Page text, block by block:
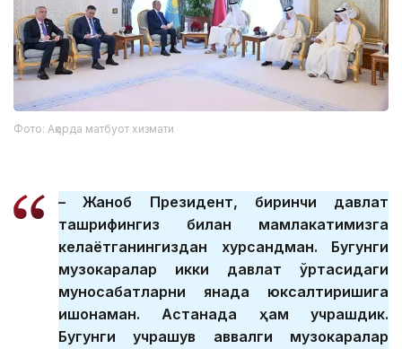
Фото: Ақорда матбуот хизмати
– Жаноб Президент, биринчи давлат
ташрифингиз билан мамлакатимизга
келаётганингиздан хурсандман. Бугунги
музокаралар икки давлат ўртасидаги
муносабатларни янада юксалтиришига
ишонаман. Астанада ҳам учрашдик.
Бугунги учрашув аввалги музокаралар